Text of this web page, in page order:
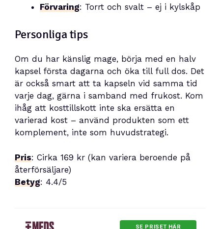
Förvaring: Torrt och svalt – ej i kylskåp
Personliga tips
Om du har känslig mage, börja med en halv
kapsel första dagarna och öka till full dos. Det
är också smart att ta kapseln vid samma tid
varje dag, gärna i samband med frukost. Kom
ihåg att kosttillskott inte ska ersätta en
varierad kost – använd produkten som ett
komplement, inte som huvudstrategi.
Pris: Cirka 169 kr (kan variera beroende på
återförsäljare)
Betyg: 4.4/5
SE PRISET HÄR